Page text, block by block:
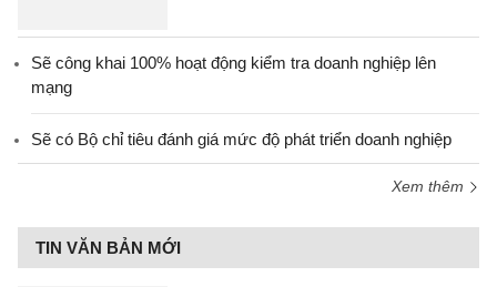
Sẽ công khai 100% hoạt động kiểm tra doanh nghiệp lên
mạng
Sẽ có Bộ chỉ tiêu đánh giá mức độ phát triển doanh nghiệp
Xem thêm
TIN VĂN BẢN MỚI